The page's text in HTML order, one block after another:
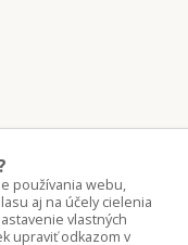
používania webu,
aj na účely cielenia
vlastných
upraviť odkazom v